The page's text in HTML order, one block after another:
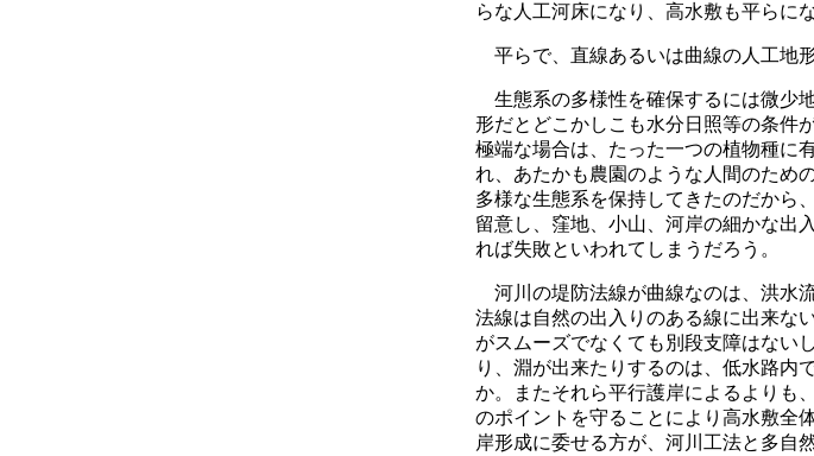
らな人工河床になり、高水敷も平らにな
平らで、直線あるいは曲線の人工地
生態系の多様性を確保するには微少
形だとどこかしこも水分日照等の条件
極端な場合は、たった一つの植物種に
れ、あたかも農園のような人間のため
多様な生態系を保持してきたのだから
留意し、窪地、小山、河岸の細かな出
れば失敗といわれてしまうだろう。
河川の堤防法線が曲線なのは、洪水
法線は自然の出入りのある線に出来な
がスムーズでなくても別段支障はない
り、淵が出来たりするのは、低水路内
か。またそれら平行護岸によるよりも
のポイントを守ることにより高水敷全
岸形成に委せる方が、河川工法と多自